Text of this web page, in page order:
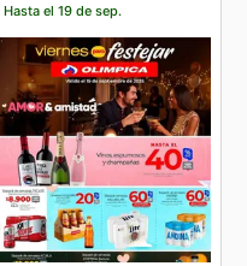
Hasta el 19 de sep.